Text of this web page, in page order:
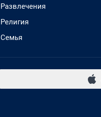
Развлечения
Религия
Семья